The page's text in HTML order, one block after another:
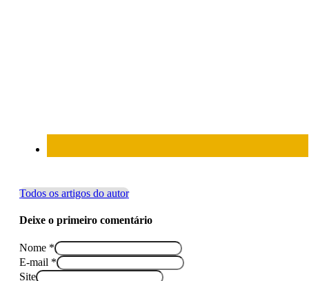
Todos os artigos do autor
Deixe o primeiro comentário
Nome *
E-mail *
Site